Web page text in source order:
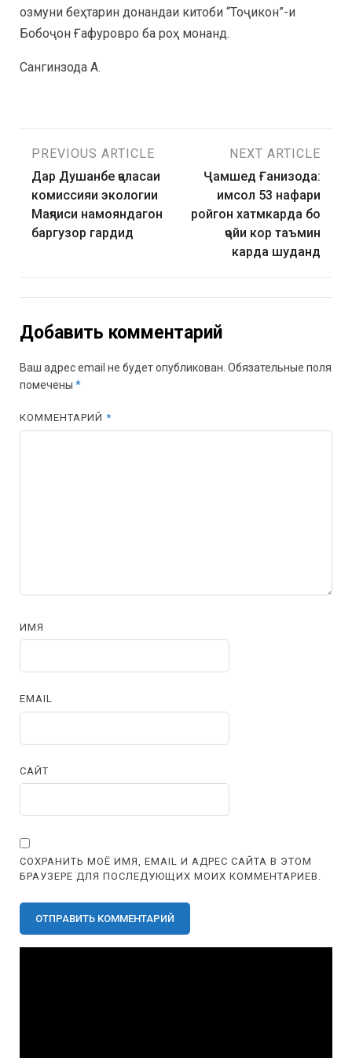
озмуни беҳтарин донандаи китоби “Тоҷикон”-и
Бобоҷон Ғафуровро ба роҳ монанд.
Сангинзода А.
PREVIOUS ARTICLE
Дар Душанбе ҷаласаи
комиссияи экологии
Маҷлиси намояндагон
баргузор гардид
NEXT ARTICLE
Ҷамшед Ғанизода:
имсол 53 нафари
ройгон хатмкарда бо
ҷойи кор таъмин
карда шуданд
Добавить комментарий
Ваш адрес email не будет опубликован. Обязательные поля
помечены *
КОММЕНТАРИЙ*
ИМЯ
EMAIL
САЙТ
СОХРАНИТЬ МОЁ ИМЯ, EMAIL И АДРЕС САЙТА В ЭТОМ
БРАУЗЕРЕ ДЛЯ ПОСЛЕДУЮЩИХ МОИХ КОММЕНТАРИЕВ.